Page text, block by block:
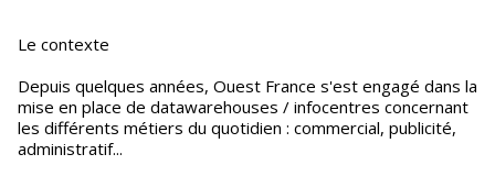
Le contexte
Depuis quelques années, Ouest France s'est engagé dans la
mise en place de datawarehouses / infocentres concernant
les différents métiers du quotidien : commercial, publicité,
administratif...